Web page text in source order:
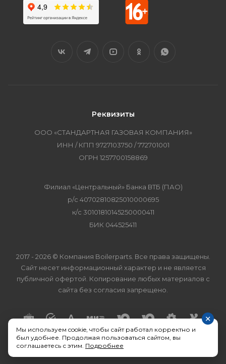
×
Мы используем cookie, чтобы сайт работал корректно и
был удобнее. Продолжая пользоваться сайтом, вы
соглашаетесь с этим. Подробнее
Реквизиты
ООО «СТАНДАРТНАЯ ГАЗОВАЯ КОМПАНИЯ»
ИНН / КПП 9727103750 / 772701001
ОГРН 1257700158869
Филиал «Центральный» Банка ВТБ (ПАО)
р/с 40702810825010000695
к/с 30101810145250000411
БИК 044525411
2017 - 2026 © Компания Boilerparts. Все права защищены.
Сайт несет информационный характер и не является
публичной офертой. Копирование любых материалов с
сайта без согласия запрещено.